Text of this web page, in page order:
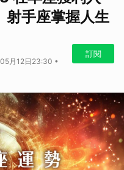
射手座掌握人生
月12日23:30 •
訂閱